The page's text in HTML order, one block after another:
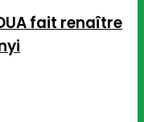
fait renaître